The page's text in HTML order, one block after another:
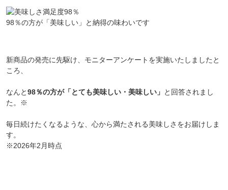
98％の方が「美味しい」と納得の味わいです
新商品の発売に先駆け、モニターアンケートを実施いたしましたと
ころ、
なんと98％の方が「とても美味しい・美味しい」 と回答されまし
た。※
毎日続けたくなるような、心から満たされる美味しさをお届けしま
す。
※2026年2月時点
新規会員様限定特典クーポン